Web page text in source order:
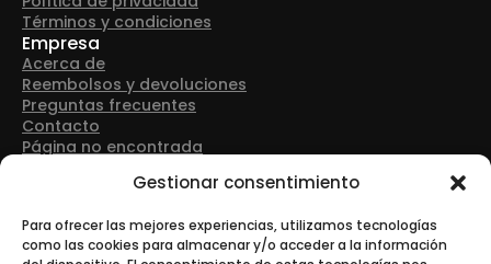
Gestionar consentimiento
Para ofrecer las mejores experiencias, utilizamos tecnologías
como las cookies para almacenar y/o acceder a la información
Términos y condiciones
Empresa
Acerca de
Reembolsos y devoluciones
Preguntas frecuentes
Contacto
Página no encontrada
Dirección: Avenida Las Retamas 50, 28922, Alcorcón